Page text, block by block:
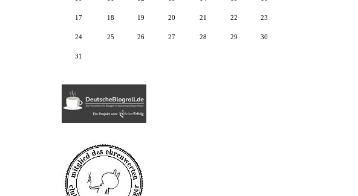
17 18 19 20 21 22 23
24 25 26 27 28 29 30
31